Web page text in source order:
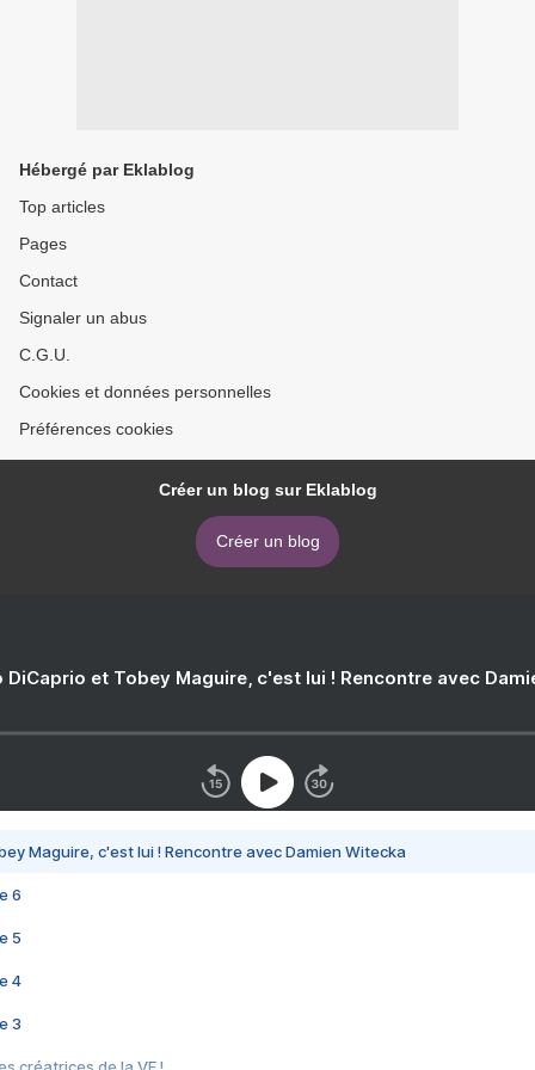
Hébergé par Eklablog
Top articles
Pages
Contact
Signaler un abus
C.G.U.
Cookies et données personnelles
Préférences cookies
Créer un blog sur Eklablog
Créer un blog
DiCaprio et Tobey Maguire, c'est lui ! Rencontre avec
Maguire, c'est lui ! Rencontre avec Damien Witecka
6
5
4
3